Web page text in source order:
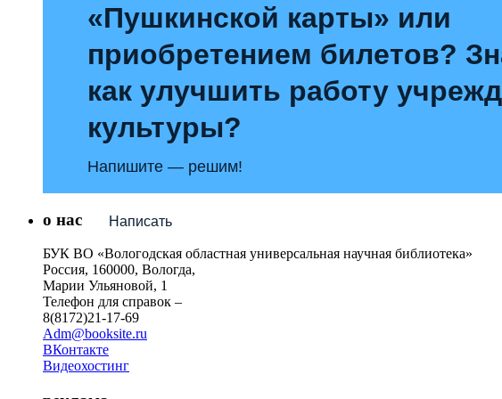
«Пушкинской карты» или
приобретением билетов?
как улучшить работу
культуры?
Напишите — решим!
Написать
о нас
БУК ВО «Вологодская областная универсальная научная библиотека»
Россия, 160000, Вологда,
Марии Ульяновой, 1
Телефон для справок –
8(8172)21-17-69
Adm@booksite.ru
ВКонтакте
Видеохостинг